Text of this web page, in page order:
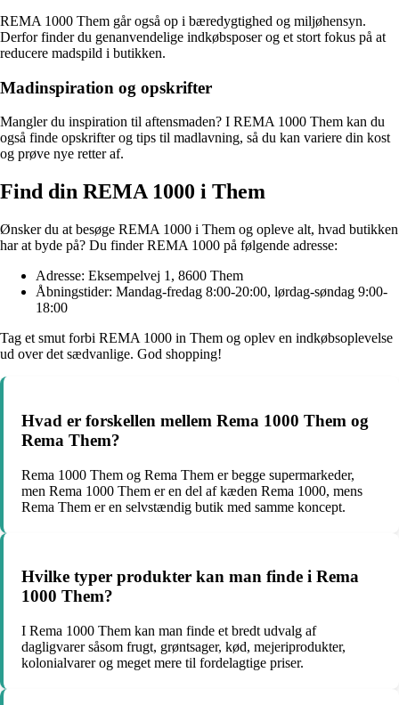
REMA 1000 Them går også op i bæredygtighed og miljøhensyn.
Derfor finder du genanvendelige indkøbsposer og et stort fokus på at
reducere madspild i butikken.
Madinspiration og opskrifter
Mangler du inspiration til aftensmaden? I REMA 1000 Them kan du
også finde opskrifter og tips til madlavning, så du kan variere din kost
og prøve nye retter af.
Find din REMA 1000 i Them
Ønsker du at besøge REMA 1000 i Them og opleve alt, hvad butikken
har at byde på? Du finder REMA 1000 på følgende adresse:
Adresse: Eksempelvej 1, 8600 Them
Åbningstider: Mandag-fredag 8:00-20:00, lørdag-søndag 9:00-
18:00
Tag et smut forbi REMA 1000 in Them og oplev en indkøbsoplevelse
ud over det sædvanlige. God shopping!
Hvad er forskellen mellem Rema 1000 Them og
Rema Them?
Rema 1000 Them og Rema Them er begge supermarkeder,
men Rema 1000 Them er en del af kæden Rema 1000, mens
Rema Them er en selvstændig butik med samme koncept.
Hvilke typer produkter kan man finde i Rema
1000 Them?
I Rema 1000 Them kan man finde et bredt udvalg af
dagligvarer såsom frugt, grøntsager, kød, mejeriprodukter,
kolonialvarer og meget mere til fordelagtige priser.